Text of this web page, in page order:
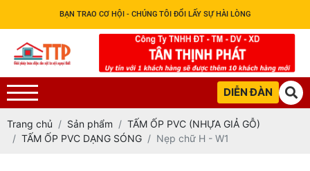
BẠN TRAO CƠ HỘI - CHÚNG TÔI ĐỔI LẤY SỰ HÀI LÒNG
DIỄN ĐÀN
Trang chủ Sản phẩm
TẤM ỐP PVC (NHỰA GIẢ GỖ)
TẤM ỐP PVC DẠNG SÓNG
Nẹp chữ H - W1